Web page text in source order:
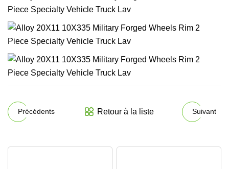
Précédents Retour à la liste Suivant